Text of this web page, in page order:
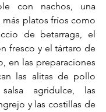
con nachos, una
más platos fríos como
de betarraga, el
fresco y el tártaro de
en las preparaciones
las alitas de pollo
agridulce, las
y las costillas de